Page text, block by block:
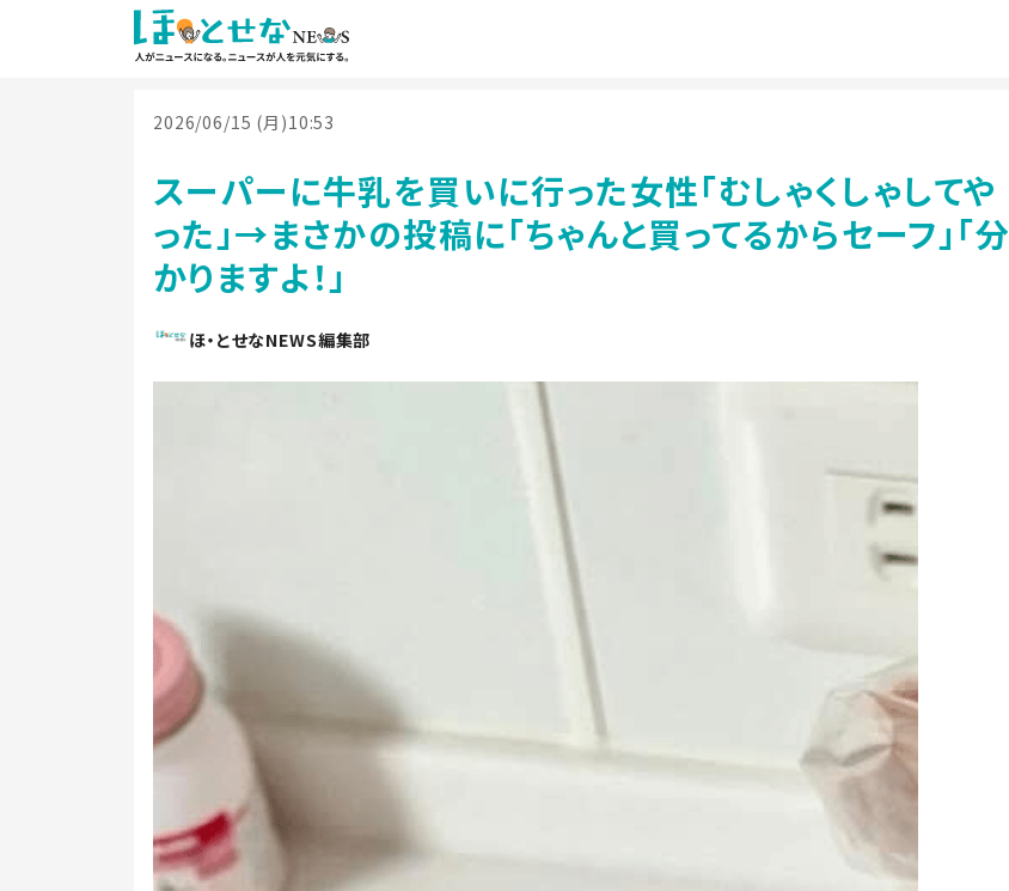
2026/06/15 (月)10:53
スーパーに牛乳を買いに行った女性「むしゃくしゃしてや
った」→まさかの投稿に「ちゃんと買ってるからセーフ」「分
かりますよ！」
ほ・とせなNEWS編集部